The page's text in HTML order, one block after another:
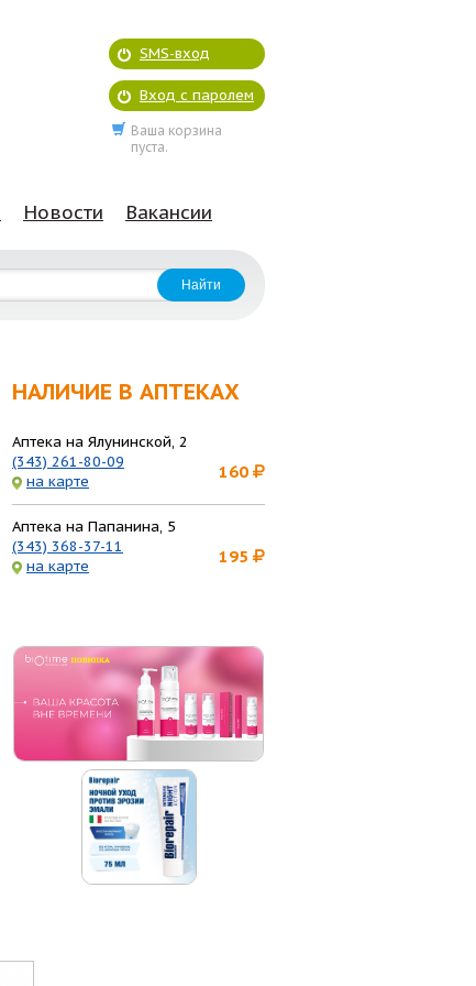
SMS-вход
Вход с паролем
Ваша корзина
пуста.
Новости Вакансии
НАЛИЧИЕ В АПТЕКАХ
Аптека на Ялунинской, 2
(343) 261-80-09
на карте
160
Аптека на Папанина, 5
(343) 368-37-11
на карте
195